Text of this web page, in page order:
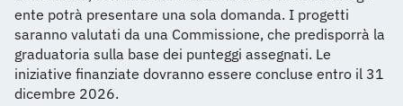
ente potrà presentare una sola domanda. I progetti
saranno valutati da una Commissione, che predisporrà la
graduatoria sulla base dei punteggi assegnati. Le
iniziative finanziate dovranno essere concluse entro il 31
dicembre 2026.